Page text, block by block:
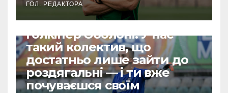
ГОЛ. РЕДАКТОРА
УПЛ
Голкіпер Оболоні: У нас
такий колектив, що
достатньо лише зайти до
роздягальні — і ти вже
почуваєшся своїм